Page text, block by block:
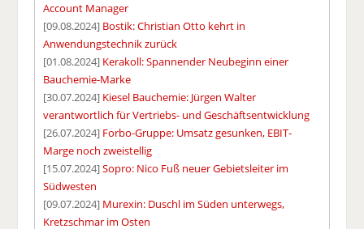
Account Manager
[09.08.2024] Bostik: Christian Otto kehrt in
Anwendungstechnik zurück
[01.08.2024] Kerakoll: Spannender Neubeginn einer
Bauchemie-Marke
[30.07.2024] Kiesel Bauchemie: Jürgen Walter
verantwortlich für Vertriebs- und Geschäftsentwicklung
[26.07.2024] Forbo-Gruppe: Umsatz gesunken, EBIT-
Marge noch zweistellig
[15.07.2024]Sopro: Nico Fuß neuer Gebietsleiter im
Südwesten
[09.07.2024] Murexin: Duschl im Süden unterwegs,
Kretzschmar im Osten